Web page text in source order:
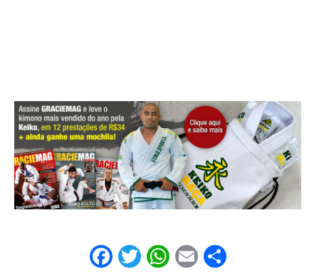
Facebook
Twitter
WhatsApp
EmailShare